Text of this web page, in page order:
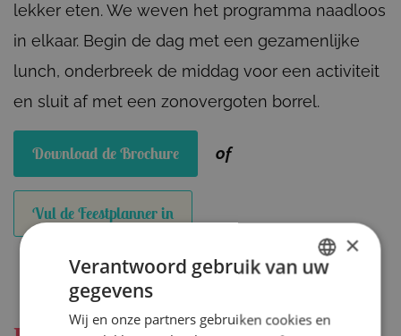
lekker eten. We weven het programma naadloos
in elkaar. Begin de dag met een gezamenlijke
lunch, onderbreek de middag voor een activiteit
en sluit af met een zonovergoten borrel.
Download de Brochure of
Vul de Feestplanner in
ENGLISH
×
Verantwoord gebruik van uw
gegevens
Wij en onze partners gebruiken cookies en